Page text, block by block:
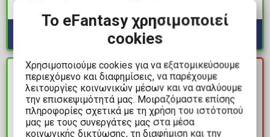
ΔΙΑΘΕΣΙΜΟ
ΚΕΡΔΟΣ
Το eFantasy χρησιμοποιεί
cookies
Χρησιμοποιούμε cookies για να εξατομικεύσουμε
περιεχόμενο και διαφημίσεις, να παρέχουμε
λειτουργίες κοινωνικών μέσων και να αναλύουμε
την επισκεψιμότητά μας. Μοιραζόμαστε επίσης
πληροφορίες σχετικά με τη χρήση του ιστότοπού
μας με τους συνεργάτες μας στα μέσα
κοινωνικής δικτύωσης, τη διαφήμιση και την